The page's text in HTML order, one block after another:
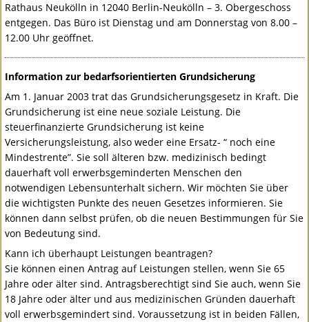
Rathaus Neukölln in 12040 Berlin-Neukölln – 3. Obergeschoss
entgegen. Das Büro ist Dienstag und am Donnerstag von 8.00 –
12.00 Uhr geöffnet.
Information zur bedarfsorientierten Grundsicherung
Am 1. Januar 2003 trat das Grundsicherungsgesetz in Kraft. Die
Grundsicherung ist eine neue soziale Leistung. Die
steuerfinanzierte Grundsicherung ist keine
Versicherungsleistung, also weder eine Ersatz- “ noch eine
Mindestrente”. Sie soll älteren bzw. medizinisch bedingt
dauerhaft voll erwerbsgeminderten Menschen den
notwendigen Lebensunterhalt sichern. Wir möchten Sie über
die wichtigsten Punkte des neuen Gesetzes informieren. Sie
können dann selbst prüfen, ob die neuen Bestimmungen für Sie
von Bedeutung sind.
Kann ich überhaupt Leistungen beantragen?
Sie können einen Antrag auf Leistungen stellen, wenn Sie 65
Jahre oder älter sind. Antragsberechtigt sind Sie auch, wenn Sie
18 Jahre oder älter und aus medizinischen Gründen dauerhaft
voll erwerbsgemindert sind. Voraussetzung ist in beiden Fällen,